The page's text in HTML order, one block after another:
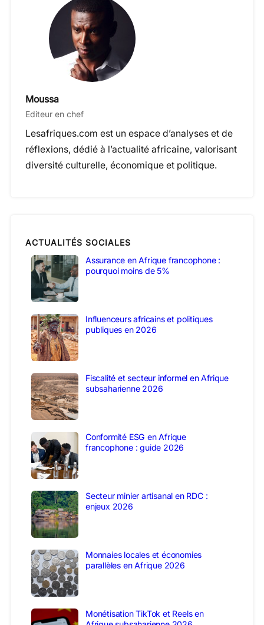
Moussa
Editeur en chef
Lesafriques.com est un espace d’analyses et de
réflexions, dédié à l’actualité africaine, valorisant
diversité culturelle, économique et politique.
ACTUALITÉS SOCIALES
Assurance en Afrique francophone :
pourquoi moins de 5%
Influenceurs africains et politiques
publiques en 2026
Fiscalité et secteur informel en Afrique
subsaharienne 2026
Conformité ESG en Afrique
francophone : guide 2026
Secteur minier artisanal en RDC :
enjeux 2026
Monnaies locales et économies
parallèles en Afrique 2026
Monétisation TikTok et Reels en